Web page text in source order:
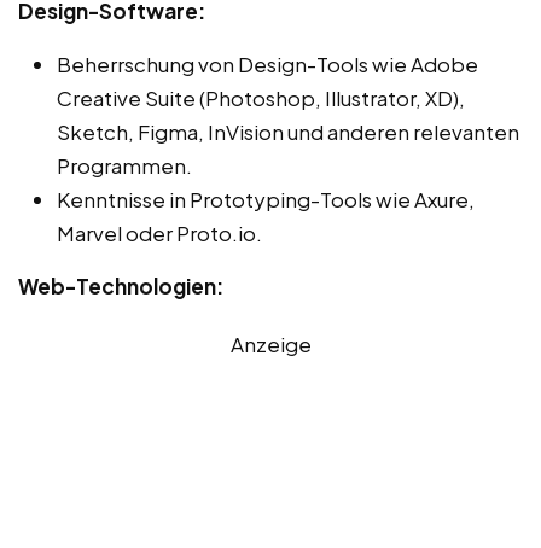
Design-Software:
Beherrschung von Design-Tools wie Adobe
Creative Suite (Photoshop, Illustrator, XD),
Sketch, Figma, InVision und anderen relevanten
Programmen.
Kenntnisse in Prototyping-Tools wie Axure,
Marvel oder Proto.io.
Web-Technologien:
Anzeige